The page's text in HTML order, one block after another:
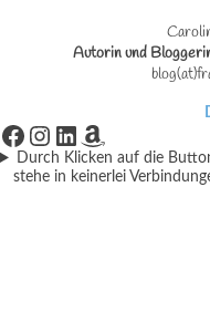
Autorin und
Facebook Instagram LinkedIn Amazon
Durch Klicken auf die
stehe in keinerlei